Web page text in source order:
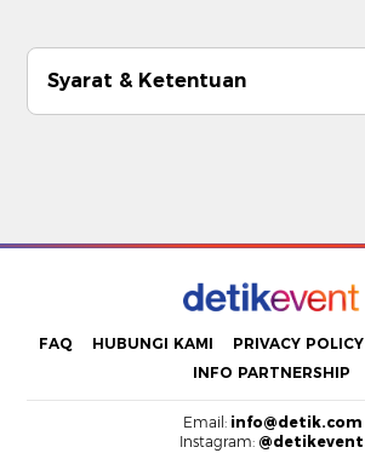
Syarat & Ketentuan
FAQ HUBUNGI KAMI PRIVACY POLICY
INFO PARTNERSHIP
Email: info@detik.com
Instagram: @detikevent